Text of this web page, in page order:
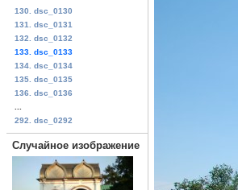
130. dsc_0130
131. dsc_0131
132. dsc_0132
133. dsc_0133
134. dsc_0134
135. dsc_0135
136. dsc_0136
292. dsc_0292
Случайное изображение